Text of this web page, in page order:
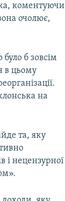
коментуючи
очолює,
б зовсім
в цьому
на
та, яку
і нецензурної